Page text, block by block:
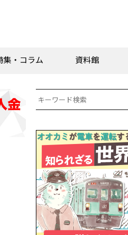
集・コラム 資料館